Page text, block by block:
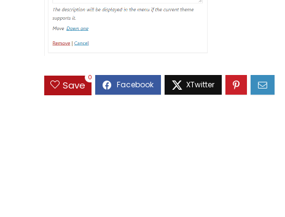
Save
0